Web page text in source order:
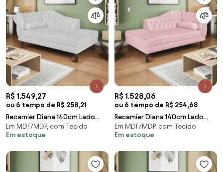
R$ 1.549,27
ou 6 tempo de R$ 258,21
Recamier Diana 140cm Lado
Direito Corano Branco - ADJ
Decor
Em MDF/MDP, com Tecido
Em estoque
R$ 1.528,06
ou 6 tempo de R$ 254,68
Recamier Diana 140cm Lado
Esquerdo Suede Rosa Bebê -
ADJ Decor
Em MDF/MDP, com Tecido
Em estoque